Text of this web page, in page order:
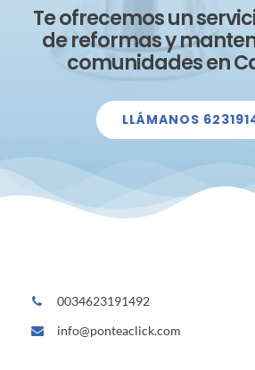
Te ofrecemos un
de reformas y
comunidades en
LLÁMANOS
0034623191492
info@ponteaclick.com